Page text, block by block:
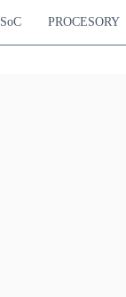
SoC PROCESORY